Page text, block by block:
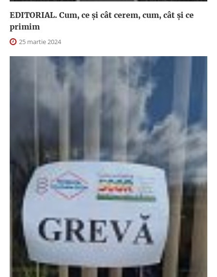
EDITORIAL. Cum, ce şi cât cerem, cum, cât şi ce
primim
25 martie 2024